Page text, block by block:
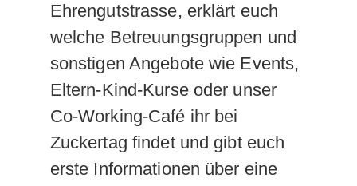
Ehrengutstrasse, erklärt euch
welche Betreuungsgruppen und
sonstigen Angebote wie Events,
Eltern-Kind-Kurse oder unser
Co-Working-Café ihr bei
Zuckertag findet und gibt euch
erste Informationen über eine